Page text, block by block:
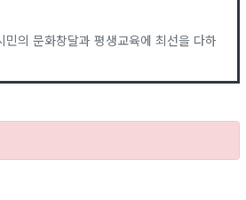
민의 문화창달과 평생교육에 최선을 다하